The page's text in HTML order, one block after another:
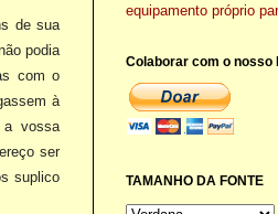
de sua
podia
com o
à
a vossa
ser
suplico
equipamento próprio
Colaborar com o nosso
TAMANHO DA FONTE